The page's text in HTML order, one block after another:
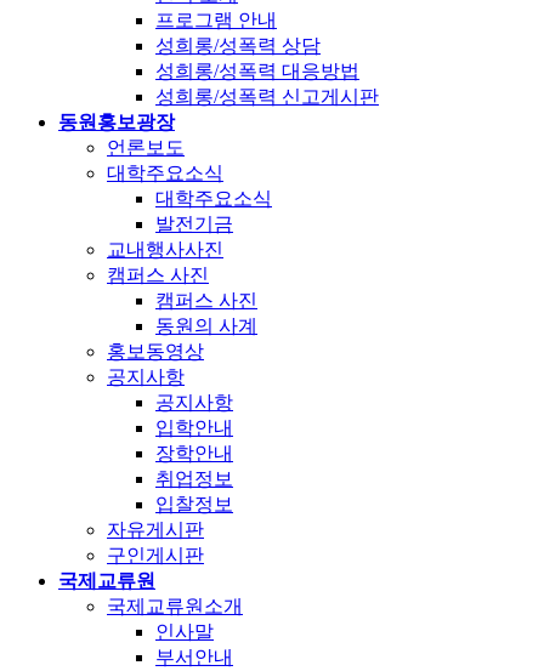
프로그램 안내
성희롱/성폭력 상담
성희롱/성폭력 대응방법
성희롱/성폭력 신고게시판
동원홍보광장
언론보도
대학주요소식
대학주요소식
발전기금
교내행사사진
캠퍼스 사진
캠퍼스 사진
동원의 사계
홍보동영상
공지사항
공지사항
입학안내
장학안내
취업정보
입찰정보
자유게시판
구인게시판
국제교류원
국제교류원소개
인사말
부서안내